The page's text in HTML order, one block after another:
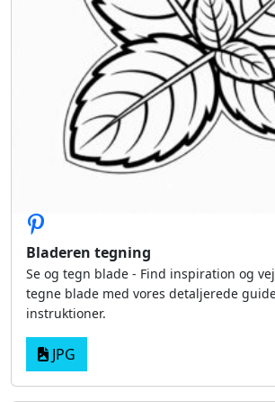
Bladeren tegning
Se og tegn blade - Find inspiration og
tegne blade med vores detaljerede
instruktioner.
JPG